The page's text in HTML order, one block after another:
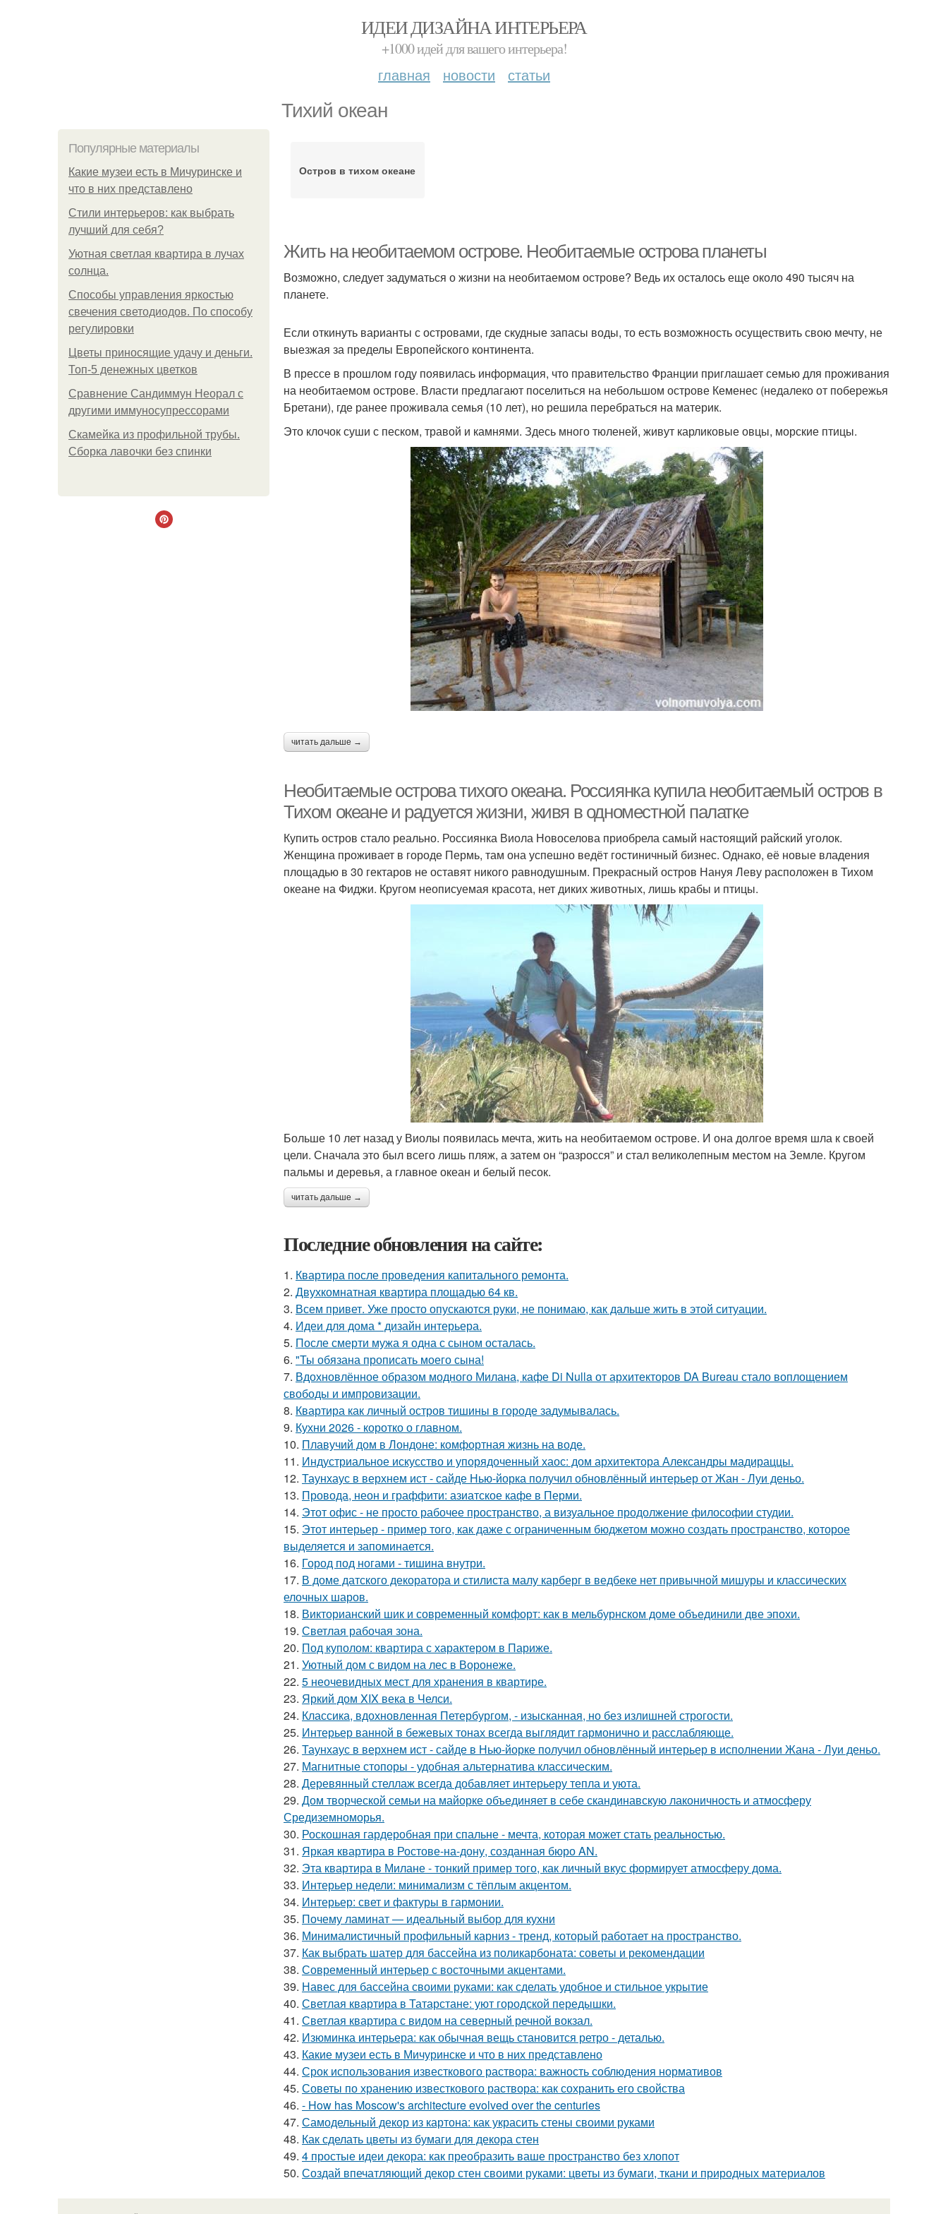
ИДЕИ ДИЗАЙНА ИНТЕРЬЕРА
+1000 идей для вашего интерьера!
главная новости статьи
Тихий океан
Популярные материалы
Какие музеи есть в Мичуринске и
что в них представлено
Стили интерьеров: как выбрать
лучший для себя?
Уютная светлая квартира в лучах
солнца.
Способы управления яркостью
свечения светодиодов. По способу
регулировки
Цветы приносящие удачу и деньги.
Топ-5 денежных цветков
Сравнение Сандиммун Неорал с
другими иммуносупрессорами
Скамейка из профильной трубы.
Сборка лавочки без спинки
Остров в тихом океане
Жить на необитаемом острове. Необитаемые острова планеты
Возможно, следует задуматься о жизни на необитаемом острове? Ведь их осталось еще около 490 тысяч на
планете.
Если откинуть варианты с островами, где скудные запасы воды, то есть возможность осуществить свою мечту, не
выезжая за пределы Европейского континента.
В прессе в прошлом году появилась информация, что правительство Франции приглашает семью для проживания
на необитаемом острове. Власти предлагают поселиться на небольшом острове Кеменес (недалеко от побережья
Бретани), где ранее проживала семья (10 лет), но решила перебраться на материк.
Это клочок суши с песком, травой и камнями. Здесь много тюленей, живут карликовые овцы, морские птицы.
читать дальше →
Необитаемые острова тихого океана. Россиянка купила необитаемый остров в
Тихом океане и радуется жизни, живя в одноместной палатке
Купить остров стало реально. Россиянка Виола Новоселова приобрела самый настоящий райский уголок.
Женщина проживает в городе Пермь, там она успешно ведёт гостиничный бизнес. Однако, её новые владения
площадью в 30 гектаров не оставят никого равнодушным. Прекрасный остров Нануя Леву расположен в Тихом
океане на Фиджи. Кругом неописуемая красота, нет диких животных, лишь крабы и птицы.
Больше 10 лет назад у Виолы появилась мечта, жить на необитаемом острове. И она долгое время шла к своей
цели. Сначала это был всего лишь пляж, а затем он “разросся” и стал великолепным местом на Земле. Кругом
пальмы и деревья, а главное океан и белый песок.
читать дальше →
Последние обновления на сайте:
1. Квартира после проведения капитального ремонта.
2. Двухкомнатная квартира площадью 64 кв.
3. Всем привет. Уже просто опускаются руки, не понимаю, как дальше жить в этой ситуации.
4. Идеи для дома * дизайн интерьера.
5. После смерти мужа я одна с сыном осталась.
6. "Ты обязана прописать моего сына!
7. Вдохновлённое образом модного Милана, кафе Di Nulla от архитекторов DA Bureau стало воплощением
свободы и импровизации.
8. Квартира как личный остров тишины в городе задумывалась.
9. Кухни 2026 - коротко о главном.
10. Плавучий дом в Лондоне: комфортная жизнь на воде.
11. Индустриальное искусство и упорядоченный хаос: дом архитектора Александры мадираццы.
12. Таунхаус в верхнем ист - сайде Нью-йорка получил обновлённый интерьер от Жан - Луи деньо.
13. Провода, неон и граффити: азиатское кафе в Перми.
14. Этот офис - не просто рабочее пространство, а визуальное продолжение философии студии.
15. Этот интерьер - пример того, как даже с ограниченным бюджетом можно создать пространство, которое
выделяется и запоминается.
16. Город под ногами - тишина внутри.
17. В доме датского декоратора и стилиста малу карберг в ведбеке нет привычной мишуры и классических
елочных шаров.
18. Викторианский шик и современный комфорт: как в мельбурнском доме объединили две эпохи.
19. Светлая рабочая зона.
20. Под куполом: квартира с характером в Париже.
21. Уютный дом с видом на лес в Воронеже.
22. 5 неочевидных мест для хранения в квартире.
23. Яркий дом XIX века в Челси.
24. Классика, вдохновленная Петербургом, - изысканная, но без излишней строгости.
25. Интерьер ванной в бежевых тонах всегда выглядит гармонично и расслабляюще.
26. Таунхаус в верхнем ист - сайде в Нью-йорке получил обновлённый интерьер в исполнении Жана - Луи деньо.
27. Магнитные стопоры - удобная альтернатива классическим.
28. Деревянный стеллаж всегда добавляет интерьеру тепла и уюта.
29. Дом творческой семьи на майорке объединяет в себе скандинавскую лаконичность и атмосферу
Средиземноморья.
30. Роскошная гардеробная при спальне - мечта, которая может стать реальностью.
31. Яркая квартира в Ростове-на-дону, созданная бюро AN.
32. Эта квартира в Милане - тонкий пример того, как личный вкус формирует атмосферу дома.
33. Интерьер недели: минимализм с тёплым акцентом.
34. Интерьер: свет и фактуры в гармонии.
35. Почему ламинат — идеальный выбор для кухни
36. Минималистичный профильный карниз - тренд, который работает на пространство.
37. Как выбрать шатер для бассейна из поликарбоната: советы и рекомендации
38. Современный интерьер с восточными акцентами.
39. Навес для бассейна своими руками: как сделать удобное и стильное укрытие
40. Светлая квартира в Татарстане: уют городской передышки.
41. Светлая квартира с видом на северный речной вокзал.
42. Изюминка интерьера: как обычная вещь становится ретро - деталью.
43. Какие музеи есть в Мичуринске и что в них представлено
44. Срок использования известкового раствора: важность соблюдения нормативов
45. Советы по хранению известкового раствора: как сохранить его свойства
46. - How has Moscow's architecture evolved over the centuries
47. Самодельный декор из картона: как украсить стены своими руками
48. Как сделать цветы из бумаги для декора стен
49. 4 простые идеи декора: как преобразить ваше пространство без хлопот
50. Создай впечатляющий декор стен своими руками: цветы из бумаги, ткани и природных материалов